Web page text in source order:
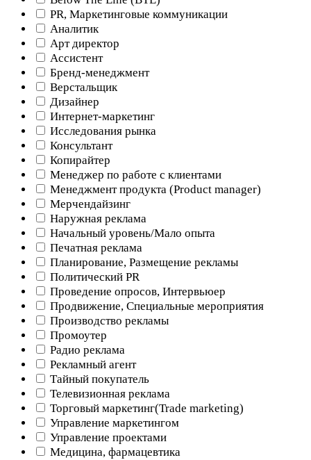
PR, Маркетинговые коммуникации
Аналитик
Арт директор
Ассистент
Бренд-менеджмент
Верстальщик
Дизайнер
Интернет-маркетинг
Исследования рынка
Консультант
Копирайтер
Менеджер по работе с клиентами
Менеджмент продукта (Product manager)
Мерчендайзинг
Наружная реклама
Начальный уровень/Мало опыта
Печатная реклама
Планирование, Размещение рекламы
Политический PR
Проведение опросов, Интервьюер
Продвижение, Специальные мероприятия
Производство рекламы
Промоутер
Радио реклама
Рекламный агент
Тайный покупатель
Телевизионная реклама
Торговый маркетинг(Trade marketing)
Управление маркетингом
Управление проектами
Медицина, фармацевтика